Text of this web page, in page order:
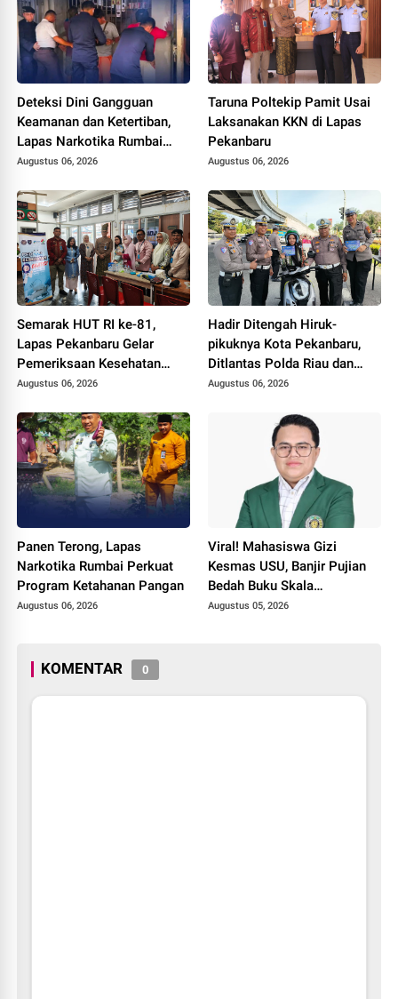
Deteksi Dini Gangguan
Keamanan dan Ketertiban,
Lapas Narkotika Rumbai
Gelar Razia Rutin Blok
Augustus 06, 2026
Taruna Poltekip Pamit Usai
Laksanakan KKN di Lapas
Pekanbaru
Augustus 06, 2026
Semarak HUT RI ke-81,
Lapas Pekanbaru Gelar
Pemeriksaan Kesehatan
Gratis untuk Warga Binaan
Augustus 06, 2026
Hadir Ditengah Hiruk-
pikuknya Kota Pekanbaru,
Ditlantas Polda Riau dan
Polantas KARIB Kobarkan
Nasionalisme dan Green
Policing Jelang HUT RI Ke-
Augustus 06, 2026
Panen Terong, Lapas
Narkotika Rumbai Perkuat
Program Ketahanan Pangan
Augustus 06, 2026
Viral! Mahasiswa Gizi
Kesmas USU, Banjir Pujian
Bedah Buku Skala
International dari 70 Ribu
Augustus 05, 2026
KOMENTAR 0